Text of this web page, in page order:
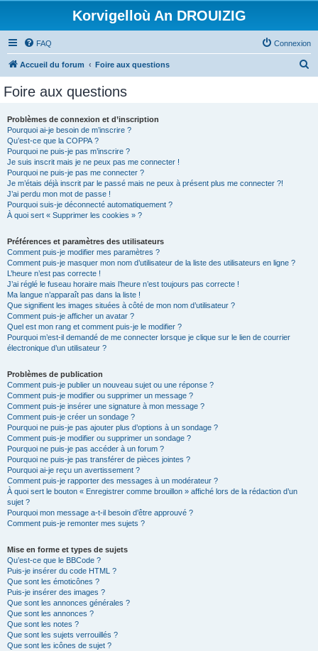
Korvigelloù An DROUIZIG
FAQ Connexion
Accueil du forum Foire aux questions
Foire aux questions
Problèmes de connexion et d’inscription
Pourquoi ai-je besoin de m’inscrire ?
Qu’est-ce que la COPPA ?
Pourquoi ne puis-je pas m’inscrire ?
Je suis inscrit mais je ne peux pas me connecter !
Pourquoi ne puis-je pas me connecter ?
Je m’étais déjà inscrit par le passé mais ne peux à présent plus me connecter ?!
J’ai perdu mon mot de passe !
Pourquoi suis-je déconnecté automatiquement ?
À quoi sert « Supprimer les cookies » ?
Préférences et paramètres des utilisateurs
Comment puis-je modifier mes paramètres ?
Comment puis-je masquer mon nom d’utilisateur de la liste des utilisateurs en ligne ?
L’heure n’est pas correcte !
J’ai réglé le fuseau horaire mais l’heure n’est toujours pas correcte !
Ma langue n’apparaît pas dans la liste !
Que signifient les images situées à côté de mon nom d’utilisateur ?
Comment puis-je afficher un avatar ?
Quel est mon rang et comment puis-je le modifier ?
Pourquoi m’est-il demandé de me connecter lorsque je clique sur le lien de courrier
électronique d’un utilisateur ?
Problèmes de publication
Comment puis-je publier un nouveau sujet ou une réponse ?
Comment puis-je modifier ou supprimer un message ?
Comment puis-je insérer une signature à mon message ?
Comment puis-je créer un sondage ?
Pourquoi ne puis-je pas ajouter plus d’options à un sondage ?
Comment puis-je modifier ou supprimer un sondage ?
Pourquoi ne puis-je pas accéder à un forum ?
Pourquoi ne puis-je pas transférer de pièces jointes ?
Pourquoi ai-je reçu un avertissement ?
Comment puis-je rapporter des messages à un modérateur ?
À quoi sert le bouton « Enregistrer comme brouillon » affiché lors de la rédaction d’un
sujet ?
Pourquoi mon message a-t-il besoin d’être approuvé ?
Comment puis-je remonter mes sujets ?
Mise en forme et types de sujets
Qu’est-ce que le BBCode ?
Puis-je insérer du code HTML ?
Que sont les émoticônes ?
Puis-je insérer des images ?
Que sont les annonces générales ?
Que sont les annonces ?
Que sont les notes ?
Que sont les sujets verrouillés ?
Que sont les icônes de sujet ?